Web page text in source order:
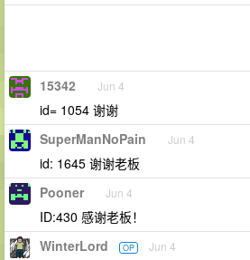
15342 Jun 4
id= 1054 谢谢
SuperManNoPain Jun 4
id: 1645 谢谢老板
Pooner Jun 4
ID:430 感谢老板！
WinterLord OP Jun 4